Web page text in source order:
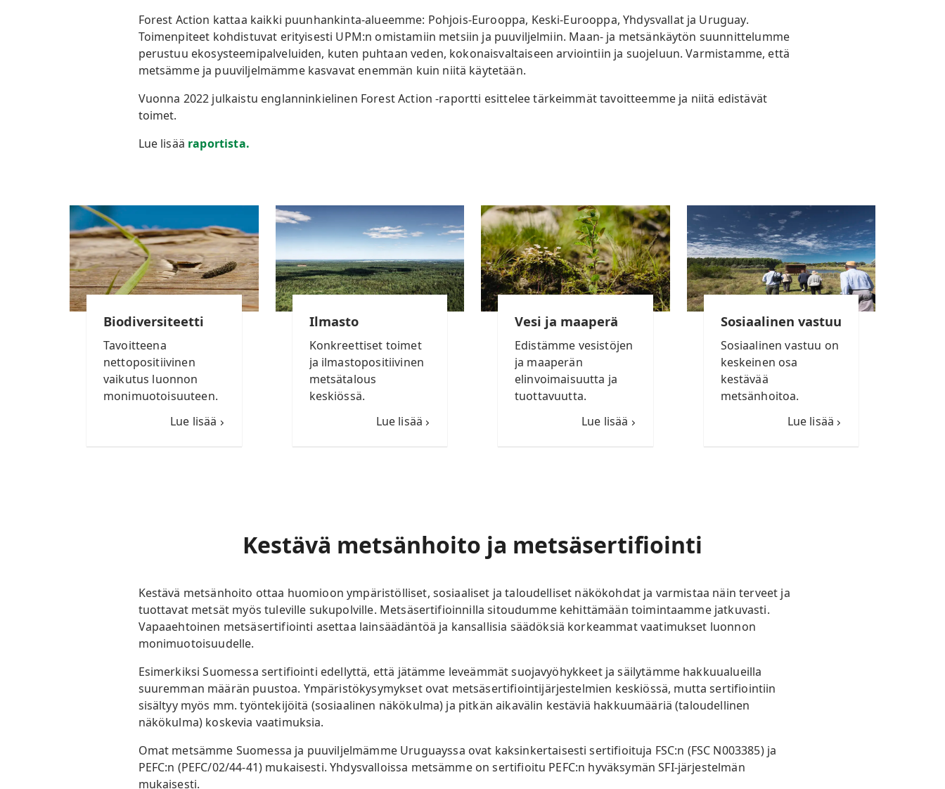
Forest Action kattaa kaikki puunhankinta-alueemme: Pohjois-Eurooppa, Keski-Eurooppa, Yhdysvallat ja Uruguay.
Toimenpiteet kohdistuvat erityisesti UPM:n omistamiin metsiin ja puuviljelmiin. Maan- ja metsänkäytön suunnittelumme
perustuu ekosysteemipalveluiden, kuten puhtaan veden, kokonaisvaltaiseen arviointiin ja suojeluun. Varmistamme, että
metsämme ja puuviljelmämme kasvavat enemmän kuin niitä käytetään.
Vuonna 2022 julkaistu englanninkielinen Forest Action -raportti esittelee tärkeimmät tavoitteemme ja niitä edistävät
toimet.
Lue lisää raportista.
Biodiversiteetti
Tavoitteena
nettopositiivinen
vaikutus luonnon
monimuotoisuuteen.
Lue lisää
Ilmasto
Konkreettiset toimet
ja ilmastopositiivinen
metsätalous
keskiössä.
Lue lisää
Vesi ja maaperä
Edistämme vesistöjen
ja maaperän
elinvoimaisuutta ja
tuottavuutta.
Lue lisää
Sosiaalinen vastuu
Sosiaalinen vastuu on
keskeinen osa
kestävää
metsänhoitoa.
Lue lisää
Kestävä metsänhoito ja metsäsertifiointi
Kestävä metsänhoito ottaa huomioon ympäristölliset, sosiaaliset ja taloudelliset näkökohdat ja varmistaa näin terveet ja
tuottavat metsät myös tuleville sukupolville. Metsäsertifioinnilla sitoudumme kehittämään toimintaamme jatkuvasti.
Vapaaehtoinen metsäsertifiointi asettaa lainsäädäntöä ja kansallisia säädöksiä korkeammat vaatimukset luonnon
monimuotoisuudelle.
Esimerkiksi Suomessa sertifiointi edellyttä, että jätämme leveämmät suojavyöhykkeet ja säilytämme hakkuualueilla
suuremman määrän puustoa. Ympäristökysymykset ovat metsäsertifiointijärjestelmien keskiössä, mutta sertifiointiin
sisältyy myös mm. työntekijöitä (sosiaalinen näkökulma) ja pitkän aikavälin kestäviä hakkuumääriä (taloudellinen
näkökulma) koskevia vaatimuksia.
Omat metsämme Suomessa ja puuviljelmämme Uruguayssa ovat kaksinkertaisesti sertifioituja FSC:n (FSC N003385) ja
PEFC:n (PEFC/02/44-41) mukaisesti. Yhdysvalloissa metsämme on sertifioitu PEFC:n hyväksymän SFI-järjestelmän
mukaisesti.